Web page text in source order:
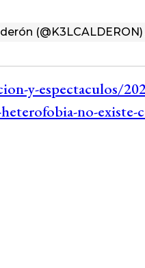
(@K3LCALDERON)